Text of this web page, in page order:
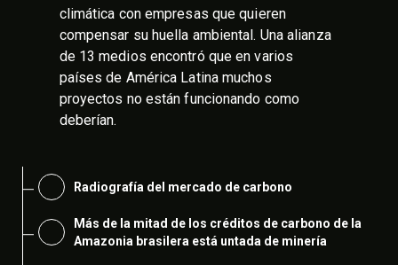
climática con empresas que quieren
compensar su huella ambiental. Una alianza
de 13 medios encontró que en varios
países de América Latina muchos
proyectos no están funcionando como
deberían.
Radiografía del mercado de carbono
Más de la mitad de los créditos de carbono de la
Amazonia brasilera está untada de minería